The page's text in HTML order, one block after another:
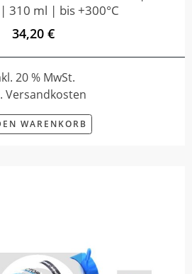
310 ml | bis +300°C
34,20 €
20 % MwSt.
Versandkosten
WARENKORB